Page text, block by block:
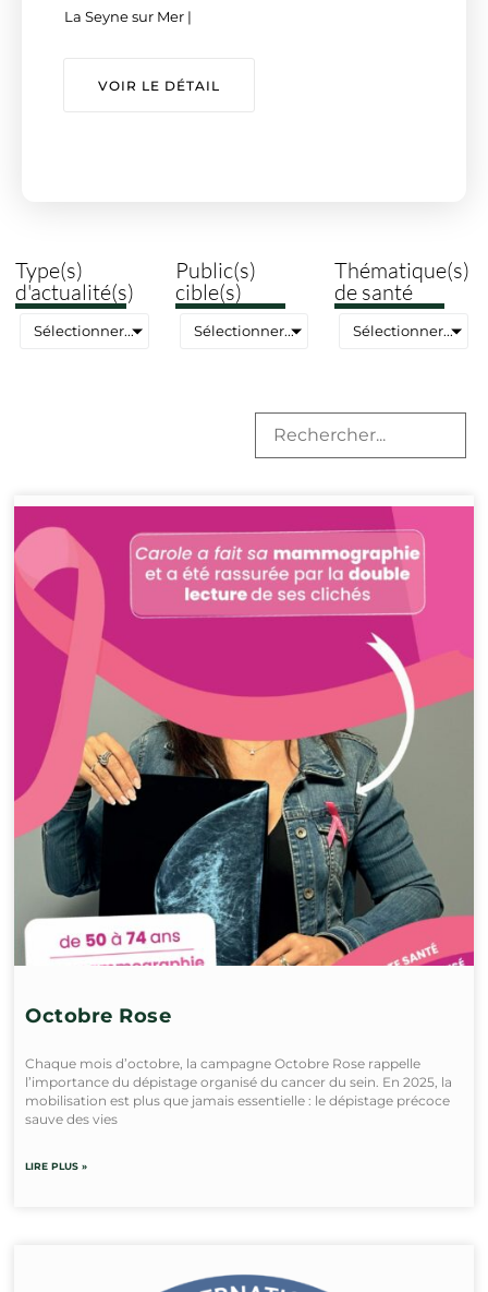
La Seyne sur Mer |
VOIR LE DÉTAIL
Type(s)
d'actualité(s)
Sélectionner...
Public(s)
cible(s)
Sélectionner...
Thématique(s)
de santé
Sélectionner...
Octobre Rose
Chaque mois d’octobre, la campagne Octobre Rose rappelle
l’importance du dépistage organisé du cancer du sein. En 2025, la
mobilisation est plus que jamais essentielle : le dépistage précoce
sauve des vies
LIRE PLUS »